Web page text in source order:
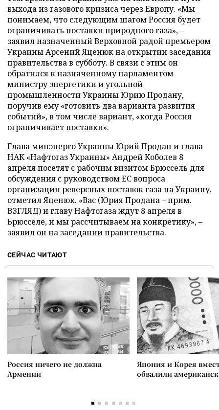
выхода из газового кризиса через Европу. «Мы
понимаем, что следующим шагом Россия будет
ограничивать поставки природного газа», –
заявил назначенный Верховной радой премьером
Украины Арсений Яценюк на открытии заседания
правительства в субботу. В связи с этим он
обратился к назначенному парламентом
министру энергетики и угольной
промышленности Украины Юрию Продану,
поручив ему «готовить два варианта развития
событий», в том числе вариант, «когда Россия
ограничивает поставки».
Глава минэнерго Украины Юрий Продан и глава
НАК «Нафтогаз Украины» Андрей Коболев 8
апреля посетят с рабочим визитом Брюссель для
обсуждения с руководством ЕС вопроса
организации реверсных поставок газа на Украину,
отметил Яценюк. «Вас (Юрия Продана – прим.
ВЗГЛЯД) и главу Нафтогаза ждут 8 апреля в
Брюсселе, и мы рассчитываем на конкретику», –
заявил он на заседании правительства.
СЕЙЧАС ЧИТАЮТ
Россия ничего не должна
Армении
Япония и Корея
обвалили